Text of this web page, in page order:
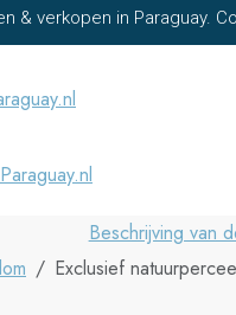
& verkopen in Paraguay.
Beschrijving van
Exclusief